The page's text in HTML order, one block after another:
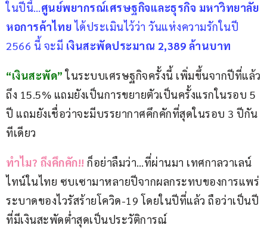
ในปีนี้…ศูนย์พยากรณ์เศรษฐกิจและธุรกิจ มหาวิทยาลัย
หอการค้าไทย ได้ประเมินไว้ว่า วันแห่งความรักในปี
2566 นี้ จะมี เงินสะพัดประมาณ 2,389 ล้านบาท
“เงินสะพัด” ในระบบเศรษฐกิจครั้งนี้ เพิ่มขึ้นจากปีที่แล้ว
ถึง 15.5% แถมยังเป็นการขยายตัวเป็นครั้งแรกในรอบ 5
ปี แถมยังเชื่อว่าจะมีบรรยากาศคึกคักที่สุดในรอบ 3 ปีกัน
ทีเดียว
ทำไม? ถึงคึกคัก!! ก็อย่าลืมว่า…ที่ผ่านมา เทศกาลวาเลน์
ไทน์ในไทย ซบเซามาหลายปีจากผลกระทบของการแพร่
ระบาดของไวรัสร้ายโควิด-19 โดยในปีที่แล้ว ถือว่าเป็นปี
ที่มีเงินสะพัดต่ำสุดเป็นประวัติการณ์